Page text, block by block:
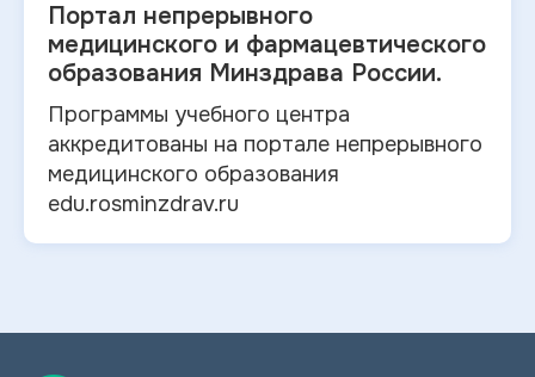
Портал непрерывного
медицинского и фармацевтического
образования Минздрава России.
Программы учебного центра
аккредитованы на портале непрерывного
медицинского образования
edu.rosminzdrav.ru